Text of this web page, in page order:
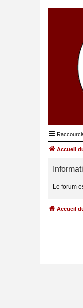
Accueil
Le forum
Accueil